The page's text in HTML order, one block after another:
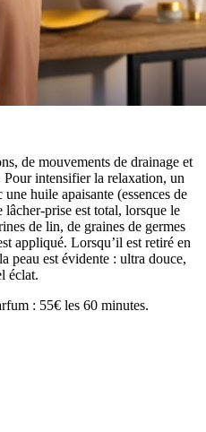
de mouvements de drainage et
Pour intensifier la relaxation, un
huile apaisante (essences de
prise est total, lorsque le
de lin, de graines de germes
appliqué. Lorsqu’il est retiré en
peau est évidente : ultra douce,
éclat.
: 55€ les 60 minutes.